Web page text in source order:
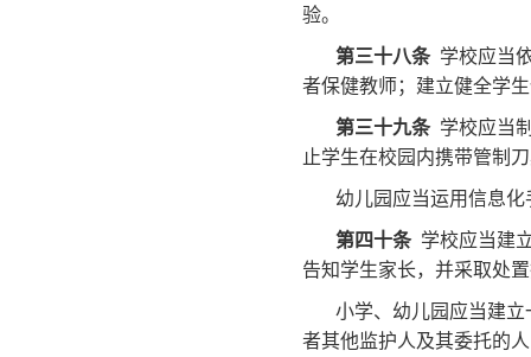
验。
第三十八条学校应当
者保健教师；建立健全学
第三十九条学校应当
止学生在校园内携带管制
幼儿园应当运用信息
第四十条学校应当建
告知学生家长，并采取处
小学、幼儿园应当建
者其他监护人及其委托的